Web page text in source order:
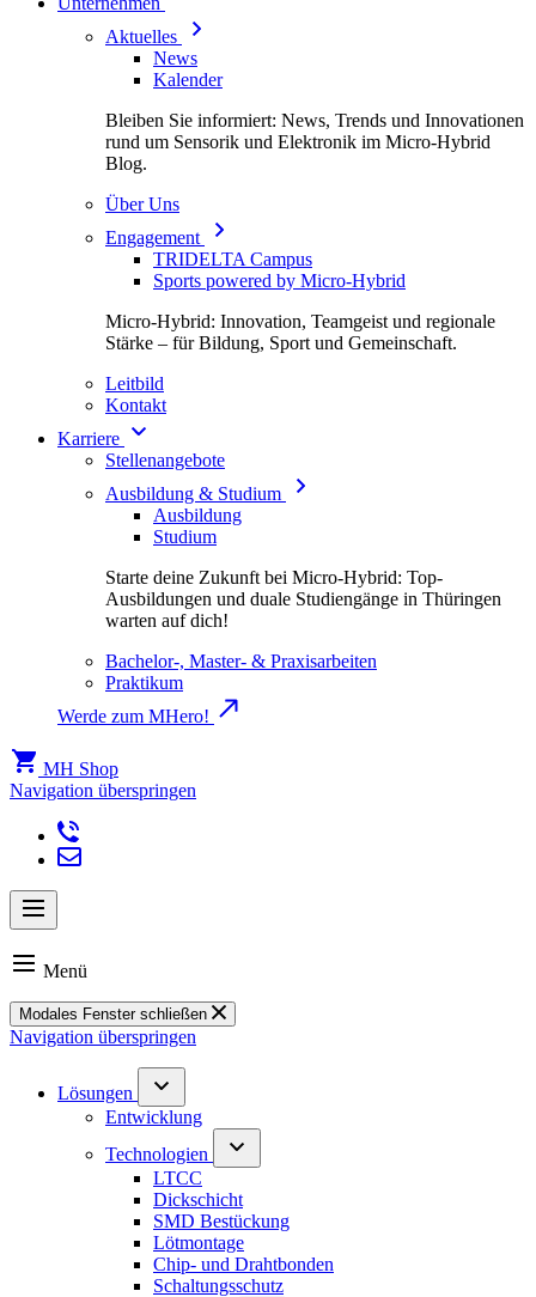
Aktuelles
News
Kalender
Bleiben Sie informiert: News, Trends und Innovationen
rund um Sensorik und Elektronik im Micro-Hybrid
Blog.
Über Uns
Engagement
TRIDELTA Campus
Sports powered by Micro-Hybrid
Micro-Hybrid: Innovation, Teamgeist und regionale
Stärke – für Bildung, Sport und Gemeinschaft.
Leitbild
Kontakt
Karriere
Stellenangebote
Ausbildung & Studium
Ausbildung
Studium
Starte deine Zukunft bei Micro-Hybrid: Top-
Ausbildungen und duale Studiengänge in Thüringen
warten auf dich!
Bachelor-, Master- & Praxisarbeiten
Praktikum
Werde zum MHero!
MH Shop
Navigation überspringen
Menü
Modales Fenster schließen
Navigation überspringen
Lösungen
Entwicklung
Technologien
LTCC
Dickschicht
SMD Bestückung
Lötmontage
Chip- und Drahtbonden
Schaltungsschutz